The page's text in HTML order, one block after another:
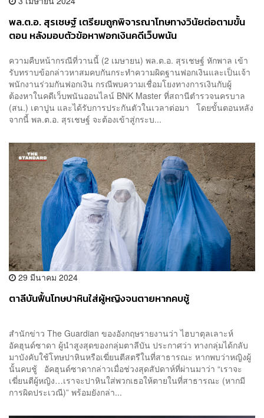
พล.ต.อ. สุรเชษฐ์ เตรียมถูกพิจารณาโทษทางวินัยต่อตามขั้น
ตอน หลังมอบตัวข้อหาฟอกเงินคดีเว็บพนัน
ความคืบหน้ากรณีที่วานนี้ (2 เมษายน) พล.ต.อ. สุรเชษฐ์ หักพาล เข้า
รับทราบข้อกล่าวหาสมคบกันกระทำความผิดฐานฟอกเงินและเป็นเจ้า
พนักงานร่วมกันฟอกเงิน กรณีพบความเชื่อมโยงทางการเงินกับผู้
ต้องหาในคดีเว็บพนันออนไลน์ BNK Master ที่สถานีตำรวจนครบาล
(สน.) เตาปูน และได้รับการประกันตัวในเวลาต่อมา โดยขั้นตอนหลัง
จากนี้ พล.ต.อ. สุรเชษฐ์ จะต้องเข้าสู่กระบ...
29 มีนาคม 2024
ตาลีบันฟื้นโทษปาหินใส่ผู้หญิงจนตายหากคบชู้
สำนักข่าว The Guardian ของอังกฤษรายงานว่า ไฮบาตุลเลาะห์
อัคฮุนด์ซาดา ผู้นำสูงสุดของกลุ่มตาลีบัน ประกาศว่า ทางกลุ่มได้กลับ
มาบังคับใช้โทษปาหินหรือเฆี่ยนตีสตรีในที่สาธารณะ หากพบว่าหญิงผู้
นั้นคบชู้ อัคฮุนด์ซาดากล่าวเมื่อช่วงสุดสัปดาห์ที่ผ่านมาว่า “เราจะ
เฆี่ยนตีผู้หญิง…เราจะปาหินใส่พวกเธอให้ตายในที่สาธารณะ (หากมี
การผิดประเวณี)” พร้อมยังกล่า...